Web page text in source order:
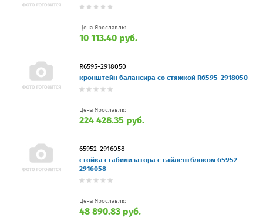
Цена Ярославль:
10 113.40 руб.
R6595-2918050
кронштейн балансира со стяжкой R6595-2918050
Цена Ярославль:
224 428.35 руб.
65952-2916058
стойка стабилизатора с сайлентблоком 65952-
2916058
Цена Ярославль:
48 890.83 руб.